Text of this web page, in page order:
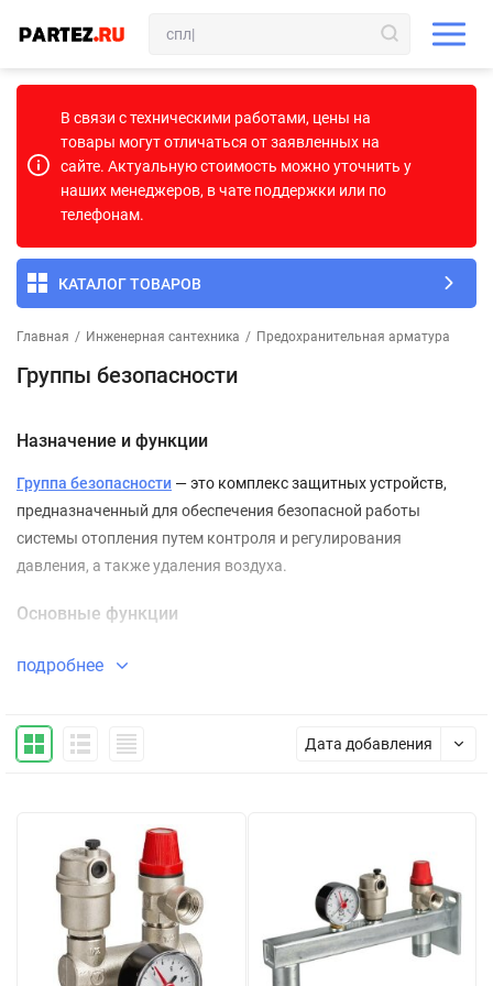
В связи с техническими работами, цены на
товары могут отличаться от заявленных на
сайте. Актуальную стоимость можно уточнить у
наших менеджеров, в чате поддержки или по
телефонам.
КАТАЛОГ ТОВАРОВ
Главная / Инженерная сантехника / Предохранительная арматура
Группы безопасности
Назначение и функции
Группа безопасности — это комплекс защитных устройств,
предназначенный для обеспечения безопасной работы
системы отопления путем контроля и регулирования
давления, а также удаления воздуха.
Основные функции
Защита от превышения давления
Контроль параметров системы
Состав группы безопасности
Основные элементы:
Предохранительный клапан
— для сброса избыточного
давления
подробнее
Дата добавления